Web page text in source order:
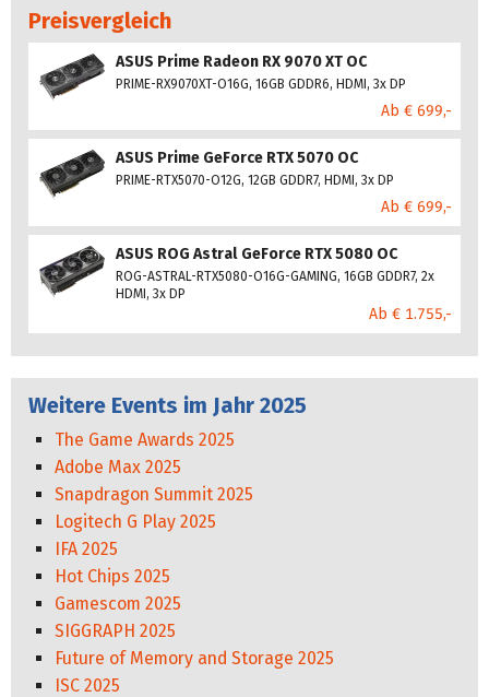
Preisvergleich
ASUS Prime Radeon RX 9070 XT OC
PRIME-RX9070XT-O16G, 16GB GDDR6, HDMI, 3x DP
Ab € 699,-
ASUS Prime GeForce RTX 5070 OC
PRIME-RTX5070-O12G, 12GB GDDR7, HDMI, 3x DP
Ab € 699,-
ASUS ROG Astral GeForce RTX 5080 OC
ROG-ASTRAL-RTX5080-O16G-GAMING, 16GB GDDR7, 2x
HDMI, 3x DP
Ab € 1.755,-
Weitere Events im Jahr 2025
The Game Awards 2025
Adobe Max 2025
Snapdragon Summit 2025
Logitech G Play 2025
IFA 2025
Hot Chips 2025
Gamescom 2025
SIGGRAPH 2025
Future of Memory and Storage 2025
ISC 2025